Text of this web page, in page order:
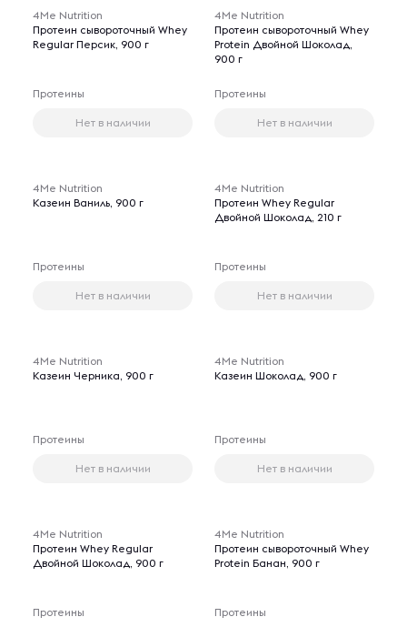
4Me Nutrition
Протеин сывороточный Whey
Regular Персик, 900 г
Протеины
Нет в наличии
4Me Nutrition
Протеин сывороточный Whey
Protein Двойной Шоколад,
900 г
Протеины
Нет в наличии
4Me Nutrition
Казеин Ваниль, 900 г
Протеины
Нет в наличии
4Me Nutrition
Протеин Whey Regular
Двойной Шоколад, 210 г
Протеины
Нет в наличии
4Me Nutrition
Казеин Черника, 900 г
Протеины
Нет в наличии
4Me Nutrition
Казеин Шоколад, 900 г
Протеины
Нет в наличии
4Me Nutrition
Протеин Whey Regular
Двойной Шоколад, 900 г
Протеины
4Me Nutrition
Протеин сывороточный Whey
Protein Банан, 900 г
Протеины